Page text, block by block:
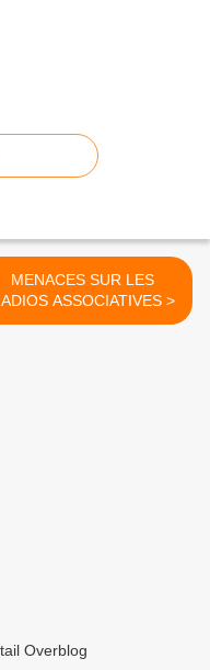
MENACES SUR LES
RADIOS ASSOCIATIVES >
Overblog